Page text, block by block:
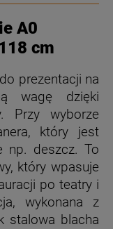
A0
cm
prezentacji na
wagę dzięki
Przy wyborze
który jest
np. deszcz. To
który wpasuje
po teatry i
wykonana z
stalowa blacha